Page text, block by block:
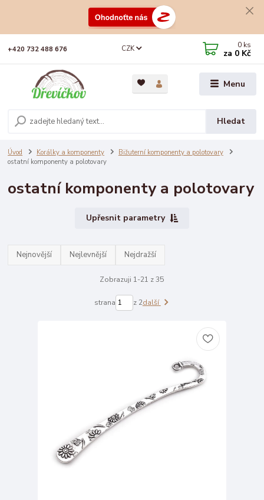
Menu
CZK
Hledat
+420 732 488 676 0 ks
za 0 Kč
Úvod Korálky a komponenty
Bižuterní komponenty a polotovary
ostatní komponenty a polotovary
ostatní komponenty a polotovary
Upřesnit parametry
Nejnovější Nejlevnější Nejdražší
Zobrazuji 1-21 z 35
strana z 2další